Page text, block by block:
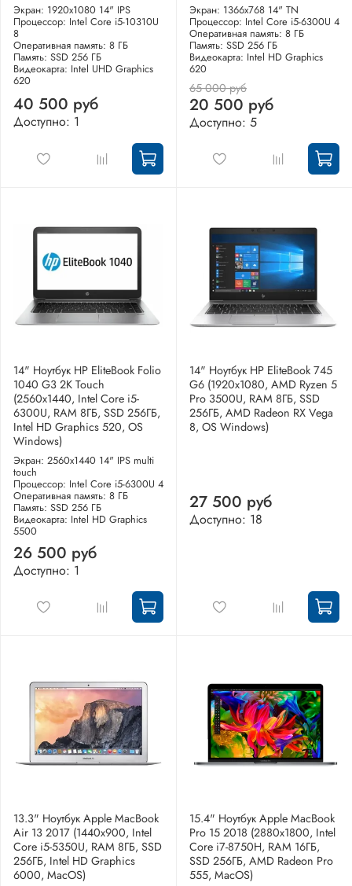
Экран: 1920x1080 14" IPS
Процессор: Intel Core i5-10310U
8
Оперативная память: 8 ГБ
Память: SSD 256 ГБ
Видеокарта: Intel UHD Graphics
620
40 500 руб
Доступно: 1
Экран: 1366x768 14" TN
Процессор: Intel Core i5-6300U 4
Оперативная память: 8 ГБ
Память: SSD 256 ГБ
Видеокарта: Intel HD Graphics
620
65 000 руб
20 500 руб
Доступно: 5
14" Ноутбук HP EliteBook Folio
1040 G3 2K Touch
(2560x1440, Intel Core i5-
6300U, RAM 8ГБ, SSD 256ГБ,
Intel HD Graphics 520, OS
Windows)
Экран: 2560x1440 14" IPS multi
touch
Процессор: Intel Core i5-6300U 4
Оперативная память: 8 ГБ
Память: SSD 256 ГБ
Видеокарта: Intel HD Graphics
5500
26 500 руб
Доступно: 1
14" Ноутбук HP EliteBook 745
G6 (1920x1080, AMD Ryzen 5
Pro 3500U, RAM 8ГБ, SSD
256ГБ, AMD Radeon RX Vega
8, OS Windows)
27 500 руб
Доступно: 18
13.3" Ноутбук Apple MacBook
Air 13 2017 (1440x900, Intel
Core i5-5350U, RAM 8ГБ, SSD
256ГБ, Intel HD Graphics
6000, MacOS)
15.4" Ноутбук Apple MacBook
Pro 15 2018 (2880x1800, Intel
Core i7-8750H, RAM 16ГБ,
SSD 256ГБ, AMD Radeon Pro
555, MacOS)